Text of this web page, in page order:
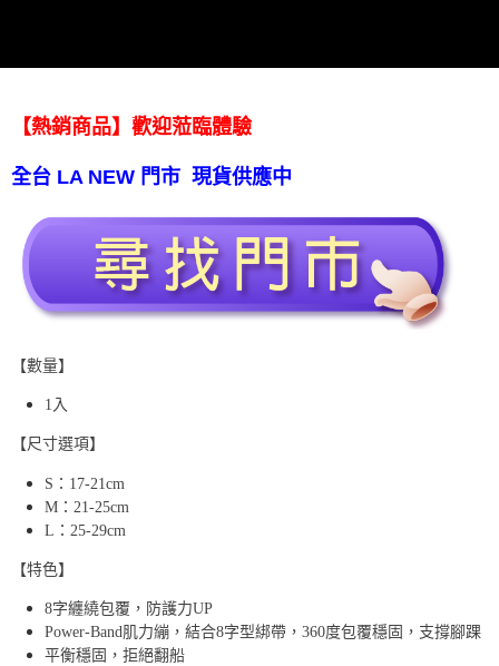
【熱銷商品】歡迎蒞臨體驗
全台 LA NEW 門市 現貨供應中
【數量】
1入
【尺寸選項】
S：17-21cm
M：21-25cm
L：25-29cm
【特色】
8字纏繞包覆，防護力UP
Power-Band肌力繃，結合8字型綁帶，360度包覆穩固，支撐腳踝
平衡穩固，拒絕翻船